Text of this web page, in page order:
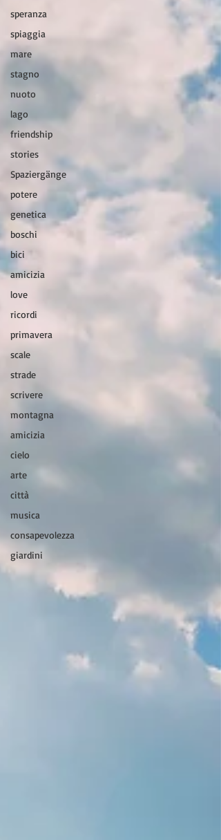
speranza
spiaggia
mare
stagno
nuoto
lago
friendship
stories
Spaziergänge
potere
genetica
boschi
bici
amicizia
love
ricordi
primavera
scale
strade
scrivere
montagna
amicizia
cielo
arte
città
musica
consapevolezza
giardini